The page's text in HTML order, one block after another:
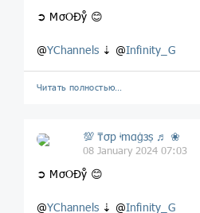
➲ MσOĐẙ 😊
@YChannels ⇣ @Infinity_G
Читать полностью…
💯 ₸σp ᶤmαġзṣ ♬ ❀
08 January 2024 07:03
➲ MσOĐẙ 😊
@YChannels ⇣ @Infinity_G